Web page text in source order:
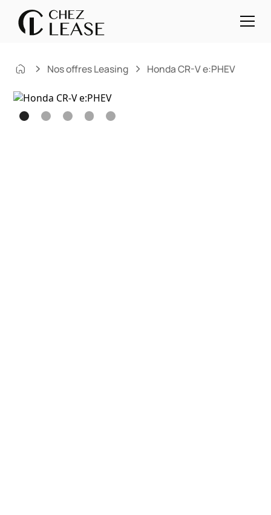
Nos offres Leasing Honda CR-V e:PHEV